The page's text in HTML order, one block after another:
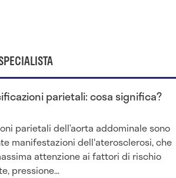
parietali: cosa significa?
parietali dell’aorta addominale sono
manifestazioni dell'aterosclerosi, che
attenzione ai fattori di rischio
pressione...